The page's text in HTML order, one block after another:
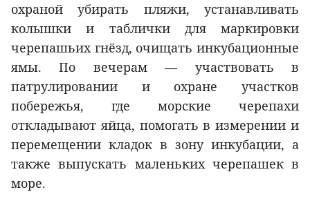
охраной убирать пляжи, устанавливать
колышки и таблички для маркировки
черепашьих гнёзд, очищать инкубационные
ямы. По вечерам — участвовать в
патрулировании и охране участков
побережья, где морские черепахи
откладывают яйца, помогать в измерении и
перемещении кладок в зону инкубации, а
также выпускать маленьких черепашек в
море.